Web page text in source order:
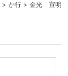
> か行> 金光 宣明